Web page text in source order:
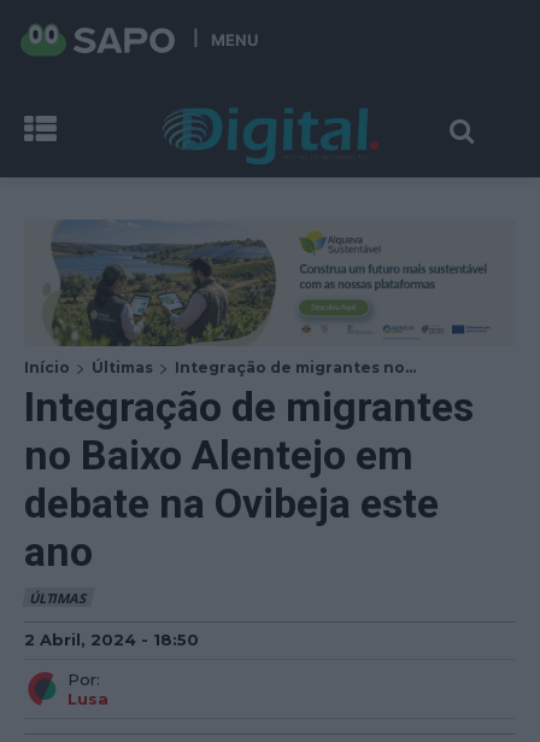
MENU
Início Últimas Integração de migrantes no...
Integração de migrantes
no Baixo Alentejo em
debate na Ovibeja este
ano
ÚLTIMAS
2 Abril, 2024 - 18:50
Por:
Lusa